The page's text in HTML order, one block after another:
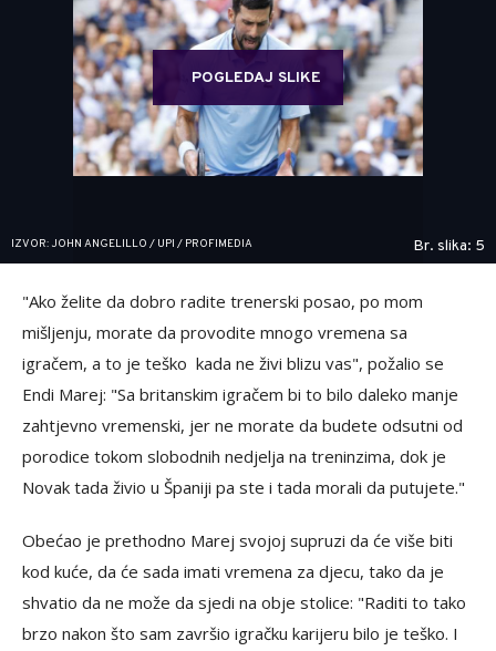
POGLEDAJ SLIKE
IZVOR: JOHN ANGELILLO / UPI / PROFIMEDIA Br. slika: 5
"Ako želite da dobro radite trenerski posao, po mom
mišljenju, morate da provodite mnogo vremena sa
igračem, a to je teško kada ne živi blizu vas", požalio se
Endi Marej: "Sa britanskim igračem bi to bilo daleko manje
zahtjevno vremenski, jer ne morate da budete odsutni od
porodice tokom slobodnih nedjelja na treninzima, dok je
Novak tada živio u Španiji pa ste i tada morali da putujete."
Obećao je prethodno Marej svojoj supruzi da će više biti
kod kuće, da će sada imati vremena za djecu, tako da je
shvatio da ne može da sjedi na obje stolice: "Raditi to tako
brzo nakon što sam završio igračku karijeru bilo je teško. I